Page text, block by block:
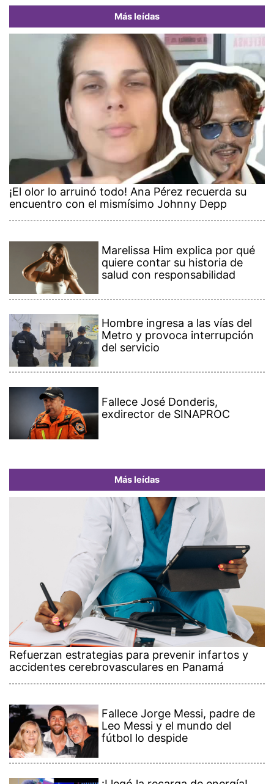
Más leídas
¡El olor lo arruinó todo! Ana Pérez recuerda su
encuentro con el mismísimo Johnny Depp
Marelissa Him explica por qué
quiere contar su historia de
salud con responsabilidad
Hombre ingresa a las vías del
Metro y provoca interrupción
del servicio
Fallece José Donderis,
exdirector de SINAPROC
Más leídas
Refuerzan estrategias para prevenir infartos y
accidentes cerebrovasculares en Panamá
Fallece Jorge Messi, padre de
Leo Messi y el mundo del
fútbol lo despide